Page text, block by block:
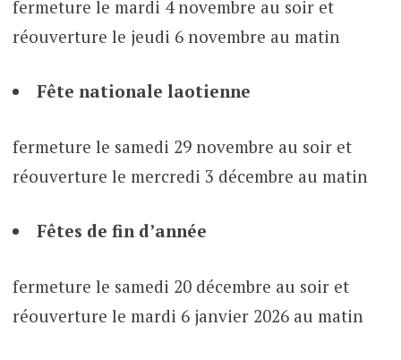
fermeture le mardi 4 novembre au soir et
réouverture le jeudi 6 novembre au matin
Fête nationale laotienne
fermeture le samedi 29 novembre au soir et
réouverture le mercredi 3 décembre au matin
Fêtes de fin d’année
fermeture le samedi 20 décembre au soir et
réouverture le mardi 6 janvier 2026 au matin